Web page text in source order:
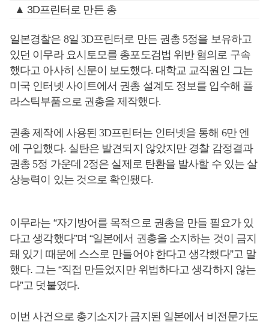
▲ 3D프린터로 만든 총
일본경찰은 8일 3D프린터로 만든 권총 5정을 보유하고
있던 이무라 요시토모를 총포도검법 위반 혐의로 구속
했다고 아사히 신문이 보도했다. 대학교 교직원인 그는
미국 인터넷 사이트에서 권총 설계도 정보를 입수해 플
라스틱부품으로 권총을 제작했다.
권총 제작에 사용된 3D프린터는 인터넷을 통해 6만 엔
에 구입했다. 실탄은 발견되지 않았지만 경찰 감정결과
권총 5정 가운데 2정은 실제로 탄환을 발사할 수 있는 살
상능력이 있는 것으로 확인됐다.
이무라는 “자기방어를 목적으로 권총을 만들 필요가 있
다고 생각했다”며 “일본에서 권총을 소지하는 것이 금지
돼 있기 때문에 스스로 만들어야 한다고 생각했다”고 말
했다. 그는 “직접 만들었지만 위법하다고 생각하지 않는
다”고 덧붙였다.
이번 사건으로 총기소지가 금지된 일본에서 비전문가도